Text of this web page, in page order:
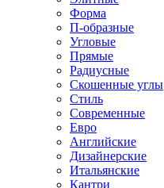
Форма
П-образные
Угловые
Прямые
Радиусные
Скошенные углы
Стиль
Современные
Евро
Английские
Дизайнерские
Итальянские
Кантри